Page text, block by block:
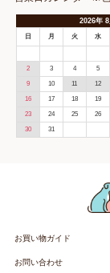
2026年 8
日 月 火 水
2 3 4 5
9 10 11 12
16 17 18 19
23 24 25 26
30 31
お買い物ガイド
お問い合わせ